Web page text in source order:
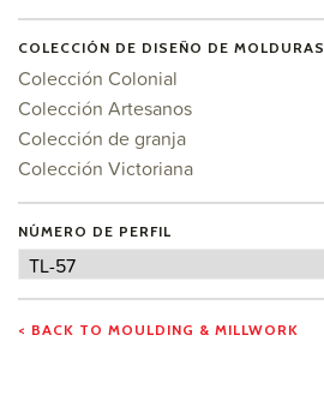
COLECCIÓN DE DISEÑO DE MOLDURAS
Colección Colonial
Colección Artesanos
Colección de granja
Colección Victoriana
NÚMERO DE PERFIL
Número
perfil
TL-57
< BACK TO MOULDING & MILLWORK